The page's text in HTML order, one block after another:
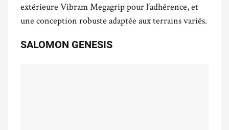
extérieure Vibram Megagrip pour l’adhérence, et
une conception robuste adaptée aux terrains variés.
SALOMON GENESIS